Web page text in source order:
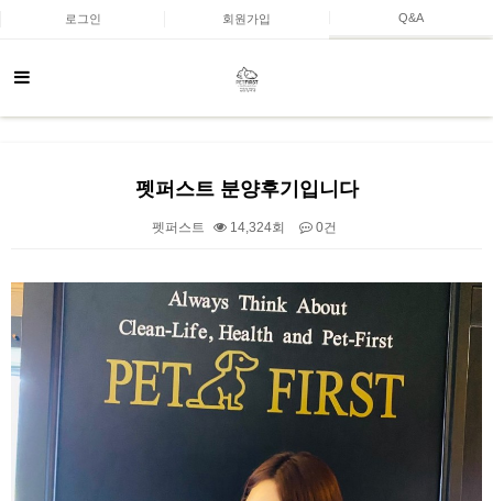
로그인 회원가입 Q&A
펫퍼스트 분양후기입니다
펫퍼스트 14,324회 0건
본문